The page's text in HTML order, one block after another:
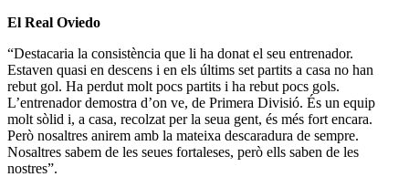
El Real Oviedo
“Destacaria la consistència que li ha donat el seu entrenador.
Estaven quasi en descens i en els últims set partits a casa no han
rebut gol. Ha perdut molt pocs partits i ha rebut pocs gols.
L’entrenador demostra d’on ve, de Primera Divisió. És un equip
molt sòlid i, a casa, recolzat per la seua gent, és més fort encara.
Però nosaltres anirem amb la mateixa descaradura de sempre.
Nosaltres sabem de les seues fortaleses, però ells saben de les
nostres”.